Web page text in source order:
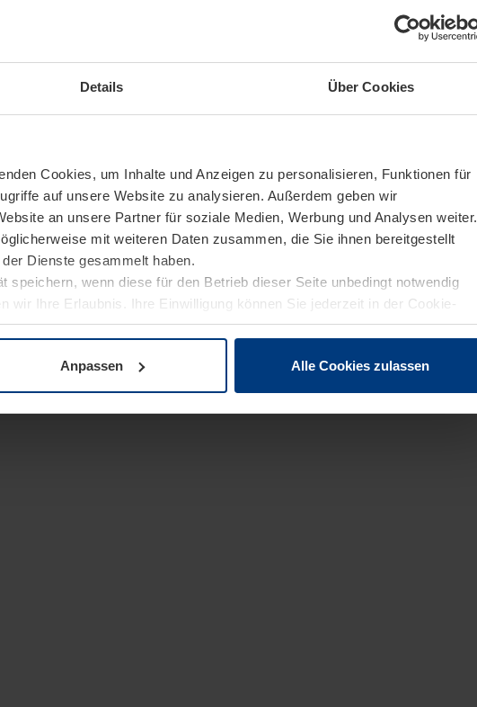
Details Über Cookies
Cookies, um Inhalte und Anzeigen zu personalisieren, Funktionen für
auf unsere Website zu analysieren. Außerdem geben wir
an unsere Partner für soziale Medien, Werbung und Analysen weiter.
mit weiteren Daten zusammen, die Sie ihnen bereitgestellt
Dienste gesammelt haben.
speichern, wenn diese für den Betrieb dieser Seite unbedingt notwendig
wir Ihre Erlaubnis. Ihre Einwilligung können Sie jederzeit in der Cookie-
unserer Website ändern oder widerrufen.
Anpassen Alle Cookies zulassen